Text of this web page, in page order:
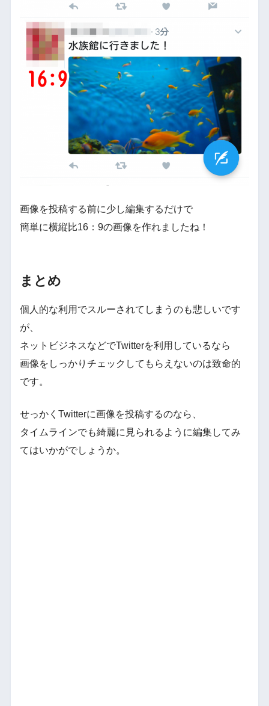
画像を投稿する前に少し編集するだけで
簡単に横縦比16：9の画像を作れましたね！
まとめ
個人的な利用でスルーされてしまうのも悲しいです
が、
ネットビジネスなどでTwitterを利用しているなら
画像をしっかりチェックしてもらえないのは致命的
です。
せっかくTwitterに画像を投稿するのなら、
タイムラインでも綺麗に見られるように編集してみ
てはいかがでしょうか。